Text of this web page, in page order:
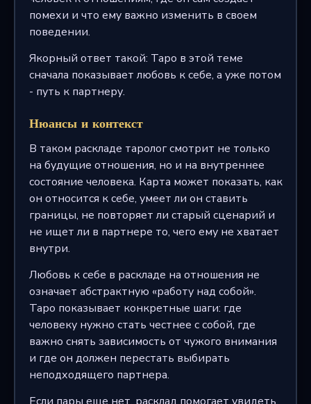
помехи и что ему важно изменить в своем
поведении.
Якорный ответ такой: Таро в этой теме
сначала показывает любовь к себе, а уже потом
- путь к партнеру.
Нюансы и контекст
В таком раскладе таролог смотрит не только
на будущие отношения, но и на внутреннее
состояние человека. Карта может показать, как
он относится к себе, умеет ли он ставить
границы, не повторяет ли старый сценарий и
не ищет ли в партнере то, чего ему не хватает
внутри.
Любовь к себе в раскладе на отношения не
означает абстрактную «работу над собой».
Таро показывает конкретные шаги: где
человеку нужно стать честнее с собой, где
важно снять зависимость от чужого внимания
и где он должен перестать выбирать
неподходящего партнера.